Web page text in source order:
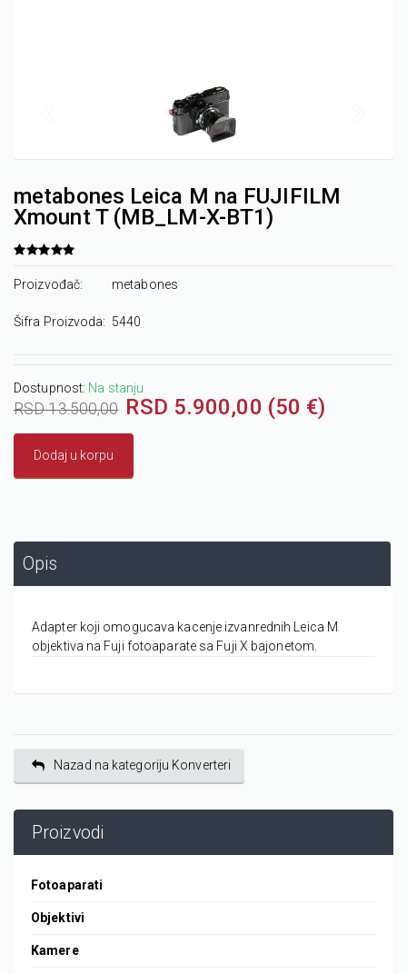
metabones Leica M na FUJIFILM
Xmount T (MB_LM-X-BT1)
Proizvođač: metabones
Šifra Proizvoda: 5440
Dostupnost: Na stanju
RSD 13.500,00 RSD 5.900,00 (50 €)
Dodaj u korpu
Opis
Adapter koji omogucava kacenje izvanrednih Leica M
objektiva na Fuji fotoaparate sa Fuji X bajonetom.
Nazad na kategoriju Konverteri
Proizvodi
Fotoaparati
Objektivi
Kamere